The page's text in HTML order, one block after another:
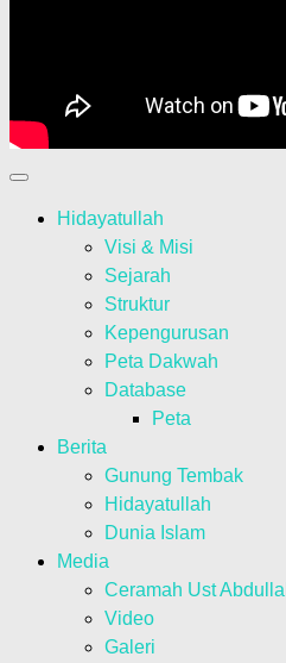
Hidayatullah
Visi & Misi
Sejarah
Struktur
Kepengurusan
Peta Dakwah
Database
Peta
Berita
Gunung Tembak
Hidayatullah
Dunia Islam
Media
Ceramah Ust
Video
Galeri